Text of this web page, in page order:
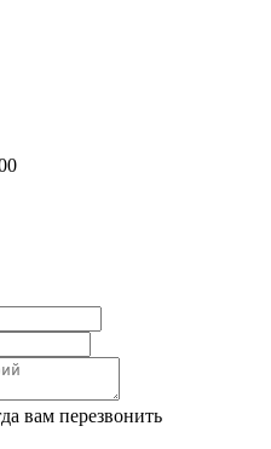
вам перезвонить